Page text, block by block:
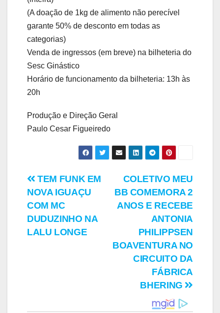
(A doação de 1kg de alimento não perecível
garante 50% de desconto em todas as
categorias)
Venda de ingressos (em breve) na bilheteria do
Sesc Ginástico
Horário de funcionamento da bilheteria: 13h às
20h
Produção e Direção Geral
Paulo Cesar Figueiredo
Navegação
de
Post
COLETIVO MEU
BB COMEMORA 2
ANOS E RECEBE
ANTONIA
PHILIPPSEN
BOAVENTURA NO
CIRCUITO DA
FÁBRICA
BHERING
TEM FUNK EM
NOVA IGUAÇU
COM MC
DUDUZINHO NA
LALU LONGE